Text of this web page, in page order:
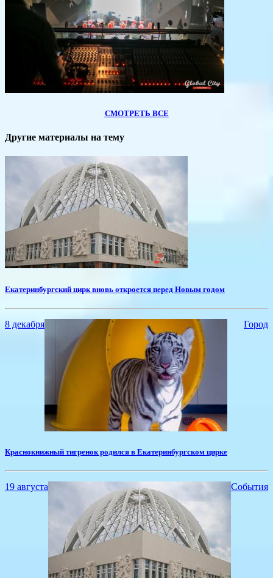
СМОТРЕТЬ ВСЕ
Другие материалы на тему
​Екатеринбургский цирк вновь откроется перед Новым годом
8 декабря Город
Краснокнижный тигренок родился в Екатеринбургском цирке
19 августа События